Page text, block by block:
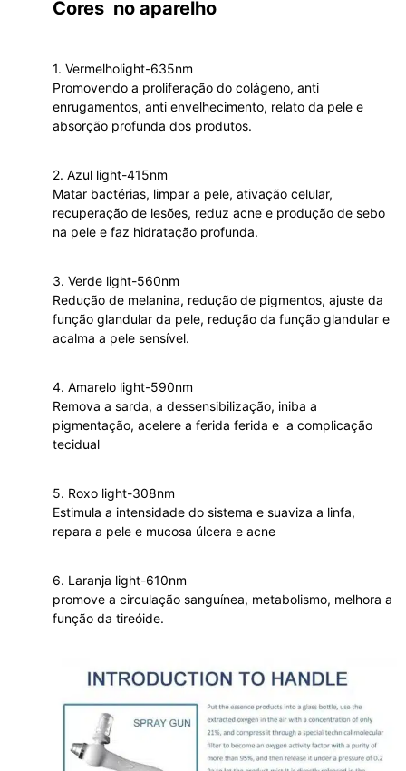
Cores no aparelho
1. Vermelholight-635nm
Promovendo a proliferação do colágeno, anti
enrugamentos, anti envelhecimento, relato da pele e
absorção profunda dos produtos.
2. Azul light-415nm
Matar bactérias, limpar a pele, ativação celular,
recuperação de lesões, reduz acne e produção de sebo
na pele e faz hidratação profunda.
3. Verde light-560nm
Redução de melanina, redução de pigmentos, ajuste da
função glandular da pele, redução da função glandular e
acalma a pele sensível.
4. Amarelo light-590nm
Remova a sarda, a dessensibilização, iniba a
pigmentação, acelere a ferida ferida e a complicação
tecidual
5. Roxo light-308nm
Estimula a intensidade do sistema e suaviza a linfa,
repara a pele e mucosa úlcera e acne
6. Laranja light-610nm
promove a circulação sanguínea, metabolismo, melhora a
função da tireóide.